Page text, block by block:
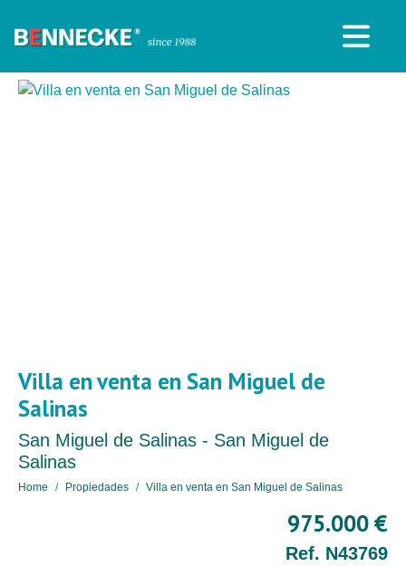
Villa en venta en San Miguel de
Salinas
San Miguel de Salinas - San Miguel de
Salinas
Home Propiedades Villa en venta en San Miguel de Salinas
975.000 €
Ref. N43769